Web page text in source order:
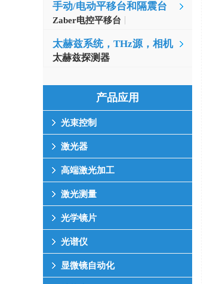
手动/电动平移台和隔震台
Zaber电控平移台
太赫兹系统，THz源，相机
太赫兹探测器
产品应用
光束控制
激光器
高端激光加工
激光测量
光学镜片
光谱仪
显微镜自动化